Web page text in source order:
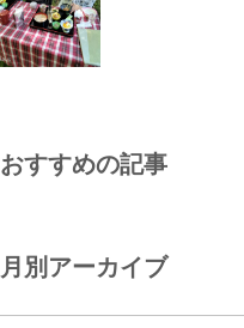
おすすめの記事
月別アーカイブ